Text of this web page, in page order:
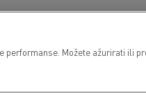
Možete ažurirati